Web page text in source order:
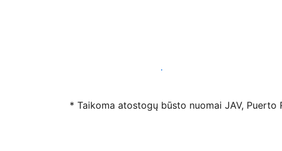
Registruotis mūsų platformoje dabar
* Taikoma atostogų būsto nuomai JAV, Puerto